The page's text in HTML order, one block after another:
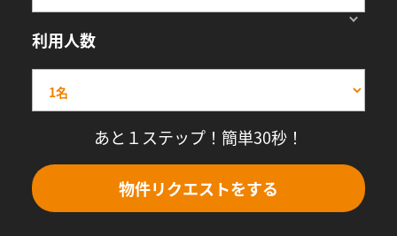
利用人数
あと１ステップ！簡単30秒！
物件リクエストをする